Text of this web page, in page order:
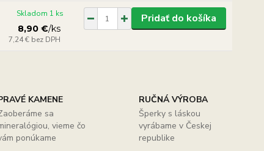
8,90 €/ks
7,24 € bez DPH
Skladom 1 ks Pridať do košíka
KAMENE
sa
vieme čo
ponúkame
RUČNÁ VÝROBA
Šperky s láskou
vyrábame v Českej
republike